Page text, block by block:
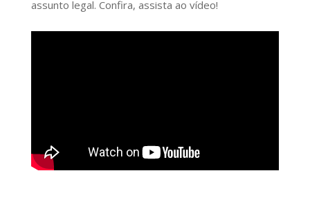
assunto legal. Confira, assista ao vídeo!